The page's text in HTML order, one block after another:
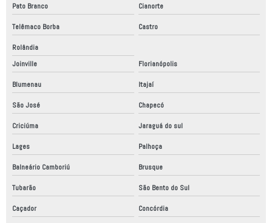
Pato Branco Cianorte
Telêmaco Borba Castro
Rolândia
Joinville
Florianópolis
Blumenau Itajaí
São José Chapecó
Criciúma Jaraguá do sul
Lages Palhoça
Balneário Camboriú Brusque
Tubarão São Bento do Sul
Caçador Concórdia